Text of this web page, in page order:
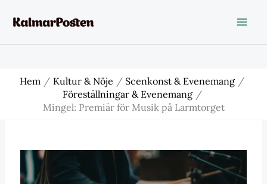
Hem Kultur & Nöje
Scenkonst & Evenemang
Föreställningar & Evenemang
Mingel: Premiär för Musik på Larmtorget